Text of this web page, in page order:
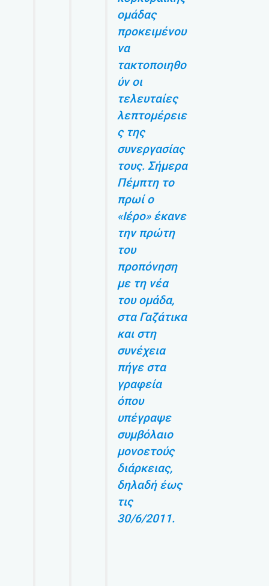
ομάδας
προκειμένου
να
τακτοποιηθο
ύν οι
τελευταίες
λεπτομέρειε
ς της
συνεργασίας
τους. Σήμερα
Πέμπτη το
πρωί ο
«Ιέρο» έκανε
την πρώτη
του
προπόνηση
με τη νέα
του ομάδα,
στα Γαζάτικα
και στη
συνέχεια
πήγε στα
γραφεία
όπου
υπέγραψε
συμβόλαιο
μονοετούς
διάρκειας,
δηλαδή έως
τις
30/6/2011.